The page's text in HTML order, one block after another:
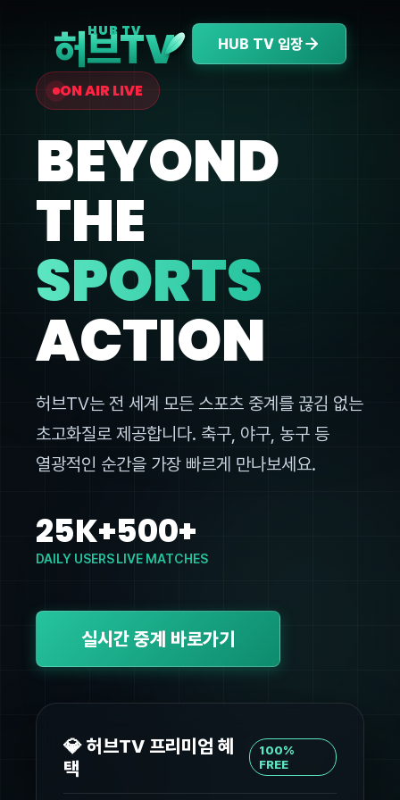
HUB TV
허브TV HUB TV 입장
ON AIR LIVE
BEYOND
THE
SPORTS
ACTION
허브TV는 전 세계 모든 스포츠 중계를 끊김 없는
초고화질로 제공합니다. 축구, 야구, 농구 등
열광적인 순간을 가장 빠르게 만나보세요.
25K+
DAILY USERS
500+
LIVE MATCHES
실시간 중계 바로가기
💎 허브TV 프리미엄 혜
택
100%
FREE